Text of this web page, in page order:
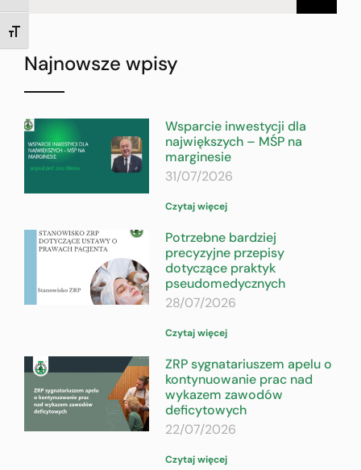
TOGGLE FONT SIZE
Najnowsze wpisy
Wsparcie inwestycji dla
największych – MŚP na
marginesie
31/07/2026
Czytaj więcej
Potrzebne bardziej
precyzyjne przepisy
dotyczące praktyk
pseudomedycznych
28/07/2026
Czytaj więcej
ZRP sygnatariuszem apelu o
kontynuowanie prac nad
wykazem zawodów
deficytowych
22/07/2026
Czytaj więcej